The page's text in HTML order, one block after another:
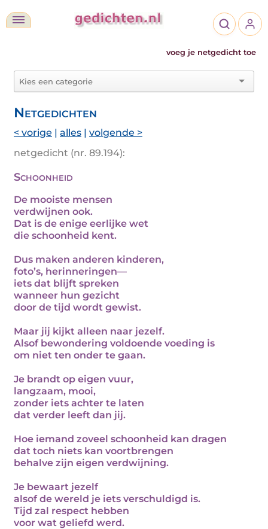
voeg je netgedicht toe
Netgedichten
< vorige | alles | volgende >
netgedicht (nr. 89.194):
Schoonheid
De mooiste mensen
verdwijnen ook.
Dat is de enige eerlijke wet
die schoonheid kent.
Dus maken anderen kinderen,
foto’s, herinneringen—
iets dat blijft spreken
wanneer hun gezicht
door de tijd wordt gewist.
Maar jij kijkt alleen naar jezelf.
Alsof bewondering voldoende voeding is
om niet ten onder te gaan.
Je brandt op eigen vuur,
langzaam, mooi,
zonder iets achter te laten
dat verder leeft dan jij.
Hoe iemand zoveel schoonheid kan dragen
dat toch niets kan voortbrengen
behalve zijn eigen verdwijning.
Je bewaart jezelf
alsof de wereld je iets verschuldigd is.
Tijd zal respect hebben
voor wat geliefd werd.